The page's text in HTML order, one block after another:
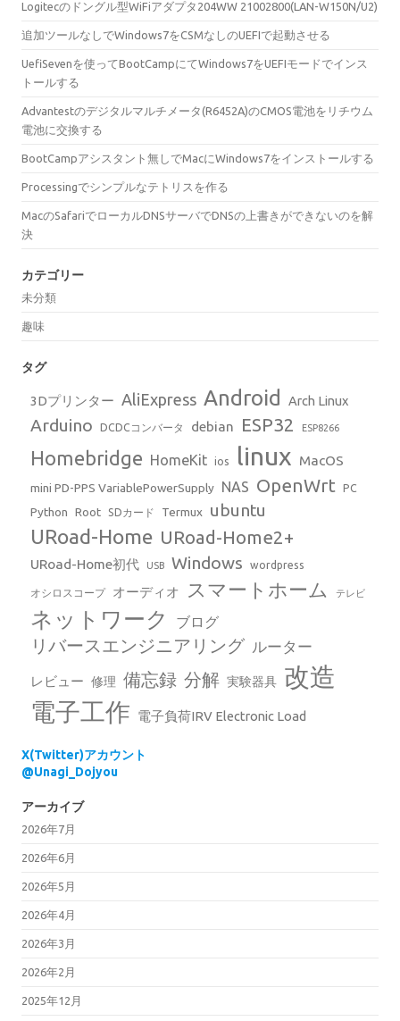
Logitecのドングル型WiFiアダプタ204WW 21002800(LAN-W150N/U2)
追加ツールなしでWindows7をCSMなしのUEFIで起動させる
UefiSevenを使ってBootCampにてWindows7をUEFIモードでインス
トールする
Advantestのデジタルマルチメータ(R6452A)のCMOS電池をリチウム
電池に交換する
BootCampアシスタント無しでMacにWindows7をインストールする
Processingでシンプルなテトリスを作る
MacのSafariでローカルDNSサーバでDNSの上書きができないのを解
決
カテゴリー
未分類
趣味
タグ
3Dプリンター AliExpress Android Arch Linux
Arduino DCDCコンバータ debian ESP32 ESP8266
Homebridge HomeKit ios linux MacOS
mini PD-PPS VariablePowerSupply NAS OpenWrt PC
Python Root SDカード Termux ubuntu
URoad-Home URoad-Home2+
URoad-Home初代 USB Windows wordpress
オシロスコープ オーディオ スマートホーム テレビ
ネットワーク ブログ
リバースエンジニアリング ルーター
レビュー 修理 備忘録 分解 実験器具 改造
電子工作 電子負荷IRV Electronic Load
X(Twitter)アカウント
@Unagi_Dojyou
アーカイブ
2026年7月
2026年6月
2026年5月
2026年4月
2026年3月
2026年2月
2025年12月